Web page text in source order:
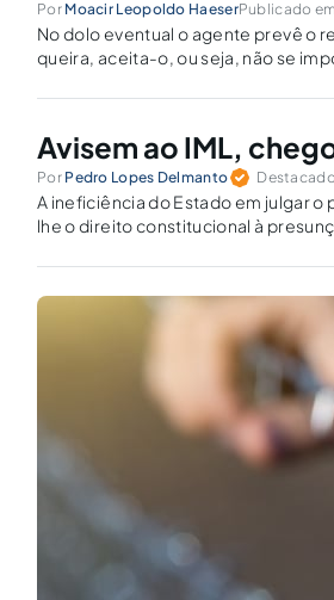
Por Moacir Leopoldo HaeserPublicado
No dolo eventual o agente prevê o
queira, aceita-o, ou seja, não se
Avisem ao IML,
Por Pedro Lopes Delmanto
A ineficiência do Estado em julgar
lhe o direito constitucional à